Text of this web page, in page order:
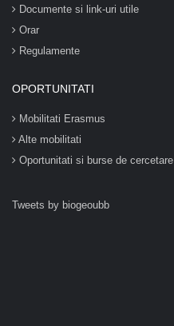
Documente si link-uri utile
Orar
Regulamente
OPORTUNITATI
Mobilitati Erasmus
Alte mobilitati
Oportunitati si burse de cercetare
Tweets by biogeoubb